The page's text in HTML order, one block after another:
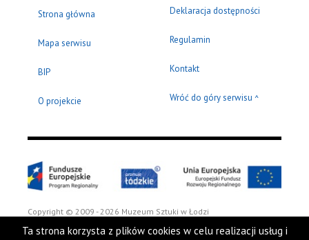
Strona główna
Mapa serwisu
BIP
O projekcie
Deklaracja dostępności
Regulamin
Kontakt
Wróć do góry serwisu ^
Copyright © 2009 - 2026 Muzeum Sztuki w Łodzi
Ta strona korzysta z plików cookies w celu realizacji usług i